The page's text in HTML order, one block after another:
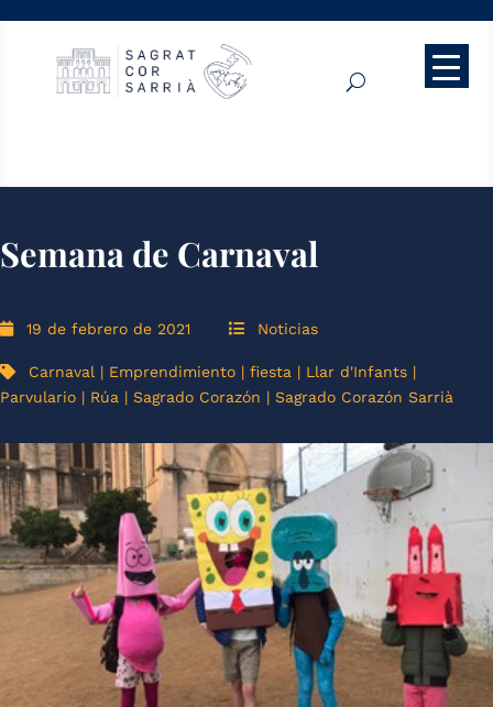
Semana de Carnaval
19 de febrero de 2021 Noticias
Carnaval | Emprendimiento | fiesta | Llar d'Infants |
Parvulario | Rúa | Sagrado Corazón | Sagrado Corazón Sarrià